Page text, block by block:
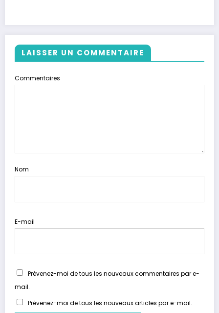
LAISSER UN COMMENTAIRE
Commentaires
Nom
E-mail
Prévenez-moi de tous les nouveaux commentaires par e-
mail.
Prévenez-moi de tous les nouveaux articles par e-mail.